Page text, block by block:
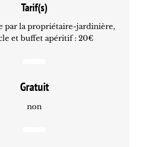
Tarif(s)
par la propriétaire-jardinière,
et buffet apéritif : 20€
Gratuit
non